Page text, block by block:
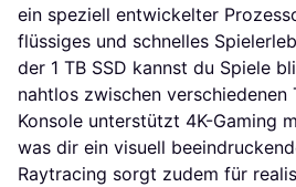
ein speziell entwickelter
flüssiges und schnelles
der 1 TB SSD kannst du Spiele
nahtlos zwischen verschiedenen
Konsole unterstützt 4K-Gaming
was dir ein visuell
Raytracing sorgt zudem für